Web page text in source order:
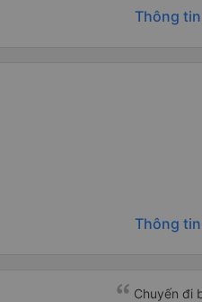
Thông
Thông
Chuyến đi